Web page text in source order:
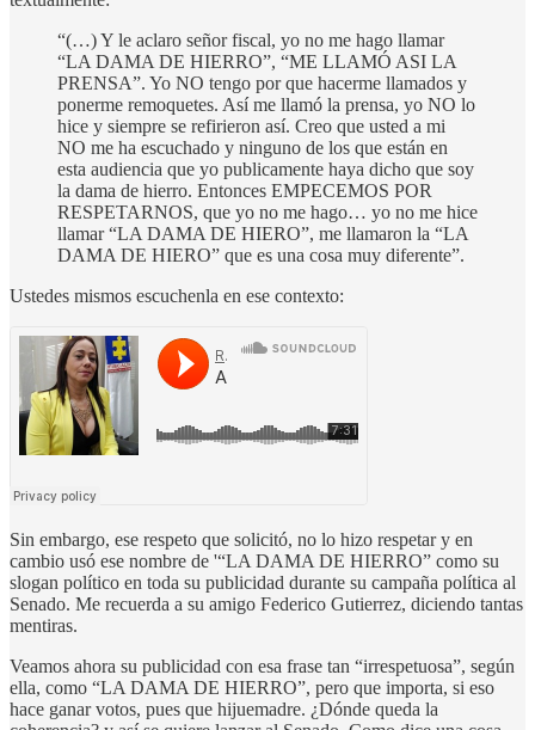
“(…) Y le aclaro señor fiscal, yo no me hago llamar
“LA DAMA DE HIERRO”, “ME LLAMÓ ASI LA
PRENSA”. Yo NO tengo por que hacerme llamados y
ponerme remoquetes. Así me llamó la prensa, yo NO lo
hice y siempre se refirieron así. Creo que usted a mi
NO me ha escuchado y ninguno de los que están en
esta audiencia que yo publicamente haya dicho que soy
la dama de hierro. Entonces EMPECEMOS POR
RESPETARNOS, que yo no me hago… yo no me hice
llamar “LA DAMA DE HIERO”, me llamaron la “LA
DAMA DE HIERO” que es una cosa muy diferente”.
Ustedes mismos escuchenla en ese contexto:
Sin embargo, ese respeto que solicitó, no lo hizo respetar y en
cambio usó ese nombre de '“LA DAMA DE HIERRO” como su
slogan político en toda su publicidad durante su campaña política al
Senado. Me recuerda a su amigo Federico Gutierrez, diciendo tantas
mentiras.
Veamos ahora su publicidad con esa frase tan “irrespetuosa”, según
ella, como “LA DAMA DE HIERRO”, pero que importa, si eso
hace ganar votos, pues que hijuemadre. ¿Dónde queda la